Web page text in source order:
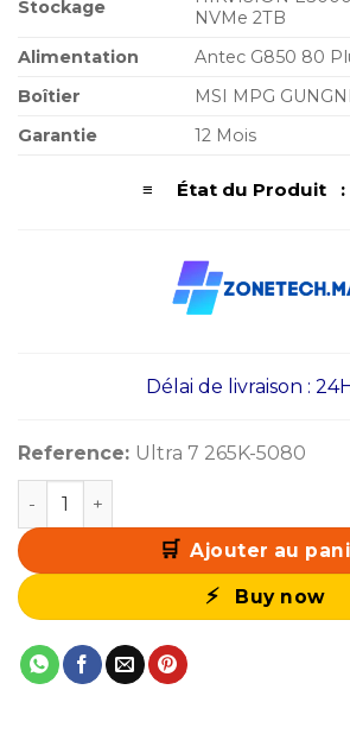
Stockage
NVMe 2TB
Alimentation
Antec G850 80
Boîtier
MSI MPG
Garantie
12 Mois
≡ État du Produit :
Délai de livraison :
Reference: Ultra 7 265K-5080
quantité de PC Pro Ultra 7 265K / 2
Ajouter au
Buy now